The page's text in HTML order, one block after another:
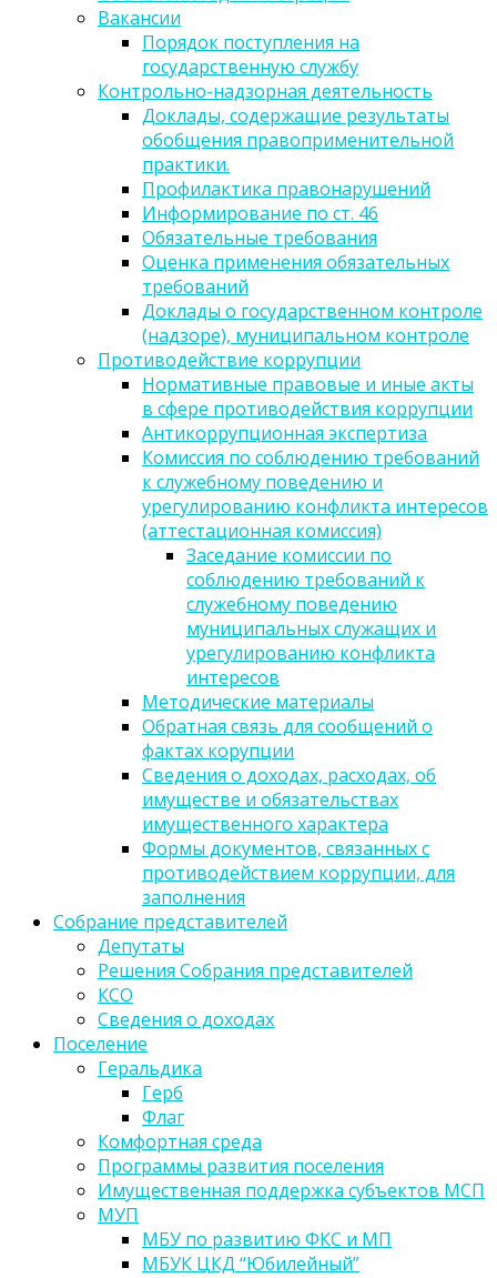
Вакансии
Порядок поступления на
государственную службу
Контрольно-надзорная деятельность
Доклады, содержащие результаты
обобщения правоприменительной
практики.
Профилактика правонарушений
Информирование по ст. 46
Обязательные требования
Оценка применения обязательных
требований
Доклады о государственном контроле
(надзоре), муниципальном контроле
Противодействие коррупции
Нормативные правовые и иные акты
в сфере противодействия коррупции
Антикоррупционная экспертиза
Комиссия по соблюдению требований
к служебному поведению и
урегулированию конфликта интересов
(аттестационная комиссия)
Заседание комиссии по
соблюдению требований к
служебному поведению
муниципальных служащих и
урегулированию конфликта
интересов
Методические материалы
Обратная связь для сообщений о
фактах корупции
Сведения о доходах, расходах, об
имуществе и обязательствах
имущественного характера
Формы документов, связанных с
противодействием коррупции, для
заполнения
Собрание представителей
Депутаты
Решения Собрания представителей
КСО
Сведения о доходах
Поселение
Геральдика
Герб
Флаг
Комфортная среда
Программы развития поселения
Имущественная поддержка субъектов МСП
МУП
МБУ по развитию ФКС и МП
МБУК ЦКД “Юбилейный”